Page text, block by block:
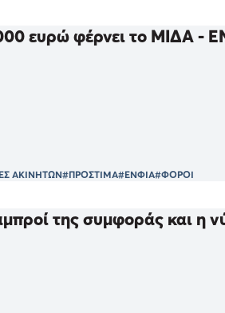
ευρώ φέρνει το ΜΙΔΑ -
ΑΚΙΝΗΤΩΝ#ΠΡΟΣΤΙΜΑ#ΕΝΦΙΑ#ΦΟΡΟΙ
της συμφοράς και η